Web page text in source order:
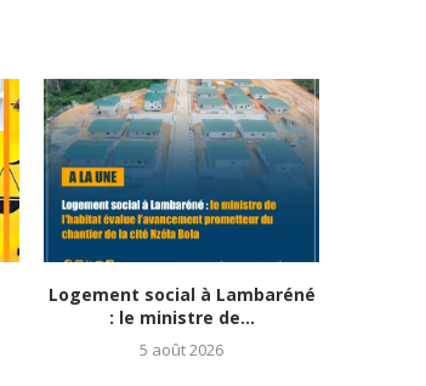
Logement social à Lambaréné
: le ministre de...
5 août 2026